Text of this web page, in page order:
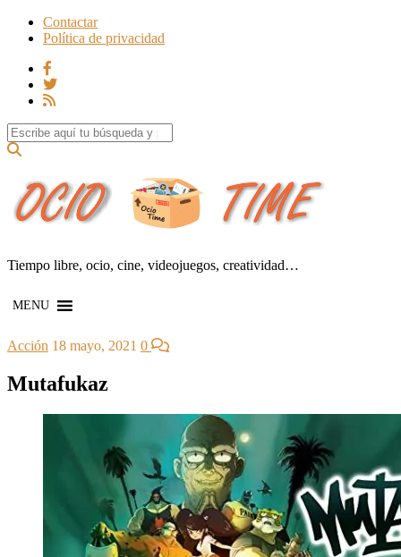
Contactar
Política de privacidad
Search for:
Tiempo libre, ocio, cine, videojuegos, creatividad…
MENU
Acción 18 mayo, 2021 0
Mutafukaz